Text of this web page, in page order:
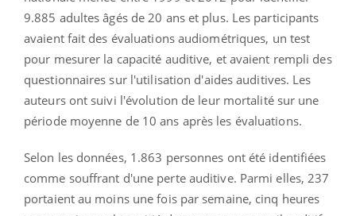
9.885 adultes âgés de 20 ans et plus. Les participants
avaient fait des évaluations audiométriques, un test
pour mesurer la capacité auditive, et avaient rempli des
questionnaires sur l'utilisation d'aides auditives. Les
auteurs ont suivi l'évolution de leur mortalité sur une
période moyenne de 10 ans après les évaluations.
Selon les données, 1.863 personnes ont été identifiées
comme souffrant d'une perte auditive. Parmi elles, 237
portaient au moins une fois par semaine, cinq heures